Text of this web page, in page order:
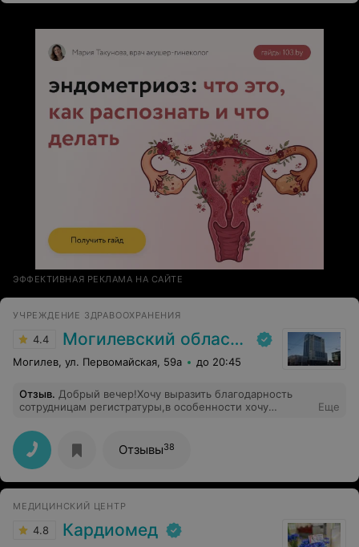
ЭФФЕКТИВНАЯ РЕКЛАМА НА САЙТЕ
УЧРЕЖДЕНИЕ ЗДРАВООХРАНЕНИЯ
4.4 Могилевский областной лечебно-диагностический центр
Могилев, ул. Первомайская, 59а до 20:45
Отзыв. Добрый вечер!Хочу выразить благодарность
сотрудницам регистратуры,в особенности хочу
Алексеевну!Очень внимательная ,тактичная и
компетентная сотрудница.Спасибо за Вашу доброту
,отзывчивость ,работу!
Еще
Отзывы38
МЕДИЦИНСКИЙ ЦЕНТР
4.8 Кардиомед